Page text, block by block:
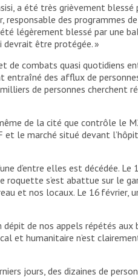
a été très grièvement
des programmes
légèrement blessé par une
être protégée. »
de combats quasi quotidiens
entraîné des afflux de
de personnes cherchent
de la cité que contrôle le
le marché situé devant
d’entre elles est décédée.
s’est abattue sur le
et nos locaux. Le 16 février,
dépit de nos appels répétés
et humanitaire n’est
jours, des dizaines de